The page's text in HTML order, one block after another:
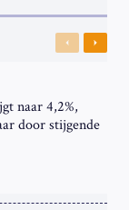
Previous
Next
naar 4,2%,
door stijgende